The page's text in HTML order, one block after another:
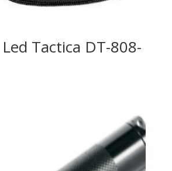
Tactica DT-808-